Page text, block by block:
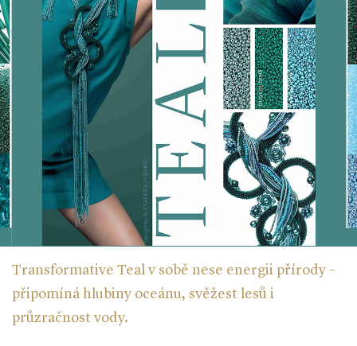
Transformative Teal v sobě nese energii přírody –
připomíná hlubiny oceánu, svěžest lesů i
průzračnost vody.